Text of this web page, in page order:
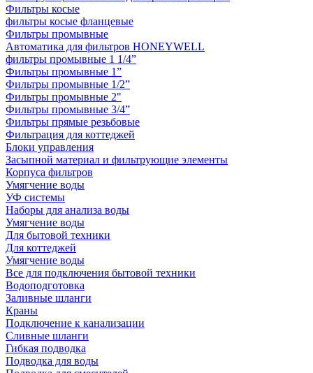
Фильтры косые
фильтры косые фланцевые
Фильтры промывные
Автоматика для фильтров HONEYWELL
фильтры промывные 1 1/4”
Фильтры промывные 1”
Фильтры промывные 1/2”
Фильтры промывные 2"
Фильтры промывные 3/4”
Фильтры прямые резьбовые
Фильтрация для коттеджей
Блоки управления
Засыпной материал и фильтрующие элементы
Корпуса фильтров
Умягчение воды
УФ системы
Наборы для анализа воды
Умягчение воды
Для бытовой техники
Для коттеджей
Умягчение воды
Все для подключения бытовой техники
Водоподготовка
Заливные шланги
Краны
Подключение к канализации
Сливные шланги
Гибкая подводка
Подводка для воды